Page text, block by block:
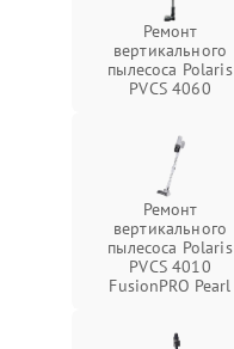
Ремонт
вертикального
пылесоса Polaris
PVCS 4060
Ремонт
вертикального
пылесоса Polaris
PVCS 4010
FusionPRO Pearl